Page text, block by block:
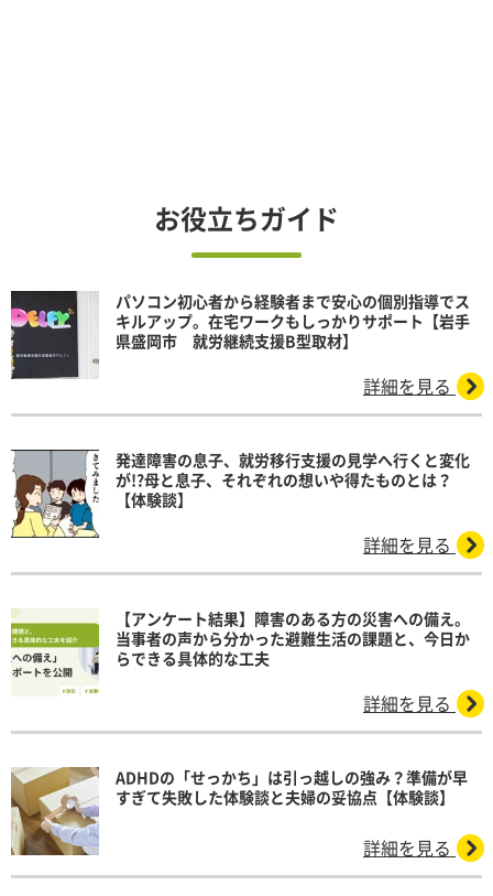
お役立ちガイド
パソコン初心者から経験者まで安心の個別指導でス
キルアップ。在宅ワークもしっかりサポート【岩手
県盛岡市 就労継続支援B型取材】
詳細を見る
発達障害の息子、就労移行支援の見学へ行くと変化
が!?母と息子、それぞれの想いや得たものとは？
【体験談】
詳細を見る
【アンケート結果】障害のある方の災害への備え。
当事者の声から分かった避難生活の課題と、今日か
らできる具体的な工夫
詳細を見る
ADHDの「せっかち」は引っ越しの強み？準備が早
すぎて失敗した体験談と夫婦の妥協点【体験談】
詳細を見る